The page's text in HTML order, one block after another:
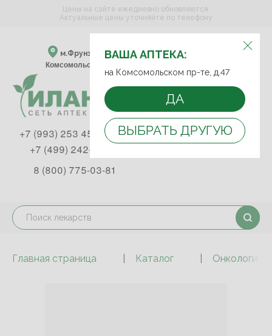
ВЫБЕРИТЕ АПТЕКУ:
м.Фрунзенская м.Спортивная
Комсомольский пр-т, д. 47
ВАША АПТЕКА:
на Комсомольском пр-те, д.47
ДА
ВЫБРАТЬ ДРУГУЮ
Цены на сайте ежедневно обновляются.
Актуальные цены уточняйте по телефону
+7 (993) 253 45 93
+7 (499) 242-90-85
8 (800) 775-03-81
Главная страница Каталог